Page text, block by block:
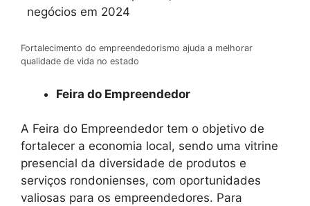
Fortalecimento do empreendedorismo ajuda a melhorar
qualidade de vida no estado
Feira do Empreendedor
A Feira do Empreendedor tem o objetivo de
fortalecer a economia local, sendo uma vitrine
presencial da diversidade de produtos e
serviços rondonienses, com oportunidades
valiosas para os empreendedores. Para